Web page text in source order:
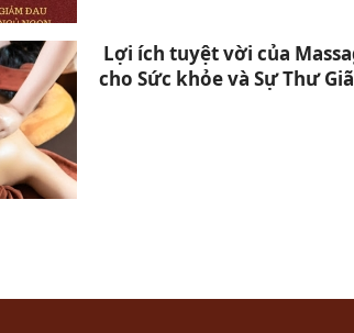
Lợi ích tuyệt vời của
cho Sức khỏe và Sự Thư